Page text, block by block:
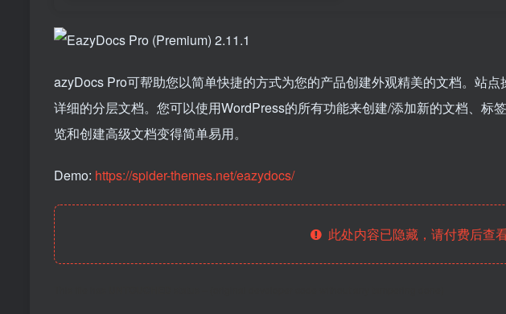
azyDocs Pro可帮助您以简单快捷的方式为您的产品创建外观精美的文档。站
详细的分层文档。您可以使用WordPress的所有功能来创建/添加新的文档、标
览和创建高级文档变得简单易用。
Demo: https://spider-themes.net/eazydocs/
此处内容已隐藏，请付费后查